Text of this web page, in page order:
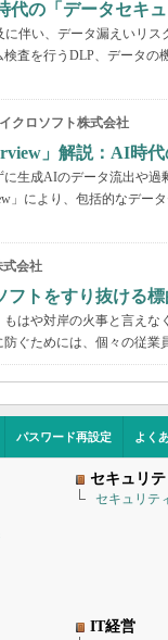
代の「データセキ
に伴い、データ漏えいリ
査を行うDLP、データの
クロソフト株式会社
」解説：AI時
に生成AIのデータ流出や
」により、包括的なデー
会社
フトをすり抜ける
はや対岸の火事と言え
ぐためには、個々の従業
パスワード再設定 よく
セキュリテ
セキュリテ
IT経営